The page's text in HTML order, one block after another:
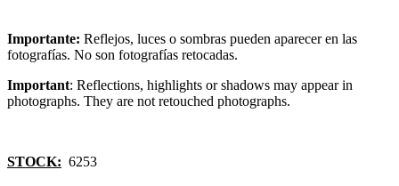
Importante: Reflejos, luces o sombras pueden aparecer en las
fotografías. No son fotografías retocadas.
Important: Reflections, highlights or shadows may appear in
photographs. They are not retouched photographs.
STOCK: 6253